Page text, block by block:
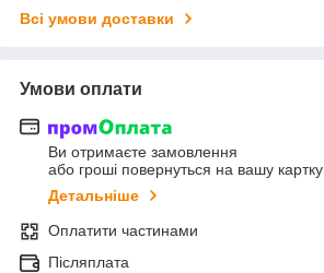
Всі умови доставки
Умови оплати
Ви отримаєте замовлення
або гроші повернуться на вашу картку
Детальніше
Оплатити частинами
Післяплата